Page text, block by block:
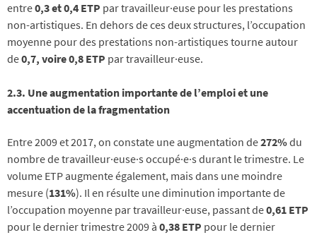
entre0,3 et 0,4 ETP par travailleur·euse pour les prestations
non-artistiques. En dehors de ces deux structures, l’occupation
moyenne pour des prestations non-artistiques tourne autour
de0,7, voire 0,8 ETP par travailleur·euse.
2.3. Une augmentation importante de l’emploi et une
accentuation de la fragmentation
Entre 2009 et 2017, on constate une augmentation de272%du
nombre de travailleur·euse·s occupé·e·s durant le trimestre. Le
volume ETP augmente également, mais dans une moindre
mesure (131%). Il en résulte une diminution importante de
l’occupation moyenne par travailleur·euse, passant de0,61 ETP
pour le dernier trimestre 2009 à 0,38 ETP pour le dernier